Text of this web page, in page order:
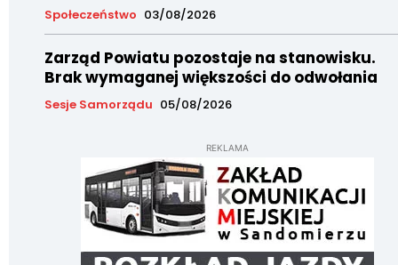
Społeczeństwo 03/08/2026
Zarząd Powiatu pozostaje na stanowisku.
Brak wymaganej większości do odwołania
Sesje Samorządu 05/08/2026
REKLAMA